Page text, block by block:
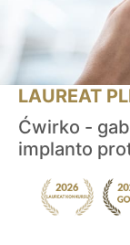
LAUREAT
Ćwirko -
implanto